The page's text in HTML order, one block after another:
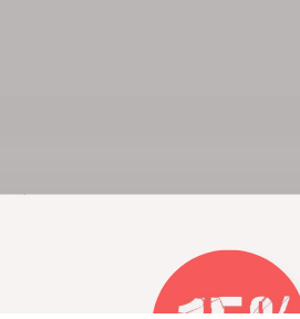
en de strakke egale
worden geklikt.